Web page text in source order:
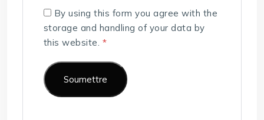
By using this form you agree with the
storage and handling of your data by
this website. *